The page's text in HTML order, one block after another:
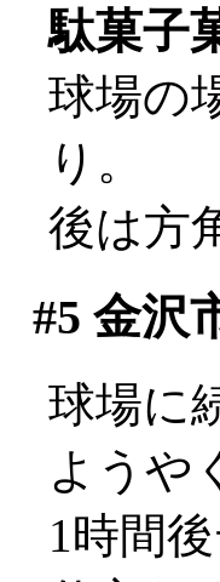
駄菓子
球場の
り。
後は方
#5 金沢
球場に
ようや
1時間